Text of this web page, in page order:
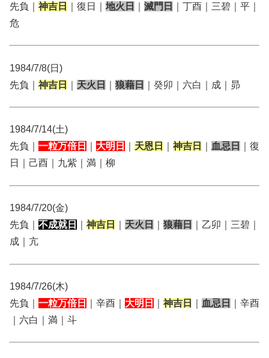
先負｜ 神吉日 ｜復日｜ 地火日 滅門日
｜丁酉｜三碧｜平｜
危
1984/7/8(日)
先負｜ 神吉日 天火日 狼藉日 ｜癸卯｜六白｜成｜昴
1984/7/14(土)
先負｜ 一粒万倍日 大明日 天恩日 神吉日 血忌日
｜復
日｜己酉｜九紫｜満｜柳
1984/7/20(金)
先負｜ 不成就日 神吉日 天火日 狼藉日
｜乙卯｜三碧｜
成｜亢
1984/7/26(木)
先負｜ 一粒万倍日 ｜辛酉｜ 大明日 神吉日 血忌日
｜辛酉
｜六白｜満｜斗